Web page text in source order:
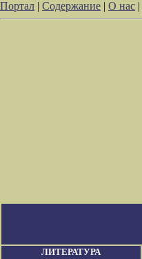
Портал | Содержание | О нас |
ЛИТЕРАТУРА